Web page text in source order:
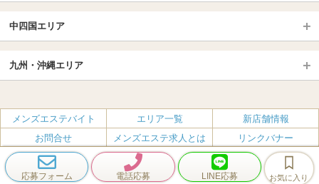
応募フォーム 電話応募 LINE応募 お気に入り
群馬（伊勢崎・高崎・前橋）
千葉TOP
松戸・柏
池袋・大塚
新宿
恵比寿・目黒・自由が丘
赤坂・麻布・六本木
品川・五反田・蒲田
銀座・東京・新橋
飯田橋・水道橋・市ヶ谷
神田・秋葉原・人形町
北陸
名古屋TOP
丸の内・久屋・高岳
大須・上前津・鶴舞
新栄町・東新町
千種・今池・黒川・大曽根
金山・熱田
一宮・津島・小牧
春日井・豊田・東海
刈谷・安城・岡崎・豊橋
京都駅・伏見区
烏丸御池駅
四条烏丸・河原町・祇園四条
三条・京都市役所前
大阪エリア
梅田・北新地
肥後橋・淀屋橋・北浜
南森町・天満・京橋
日本橋（大阪市）
難波（なんば）
南船場・心斎橋・長堀橋
中四国エリア
広島
岡山
香川（高松）
愛媛（松山）
徳島
高知
九州・沖縄エリア
福岡
佐賀
長崎
熊本
大分
メンズエステバイト エリア一覧
新店舗情報
お問合せ
メンズエステ求人とは
リンクバナー
プライバシーポリシー・利用規約
無料掲載 会社概要
エステクイーン